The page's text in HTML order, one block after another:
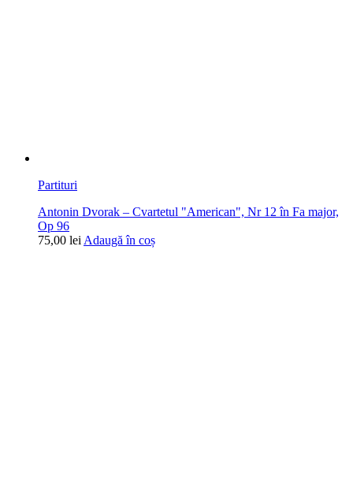
Partituri
Antonin Dvorak – Cvartetul "American", Nr 12 în Fa major,
Op 96
75,00 lei Adaugă în coș